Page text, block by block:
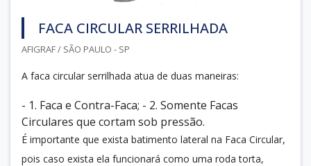
FACA CIRCULAR SERRILHADA
AFIGRAF / SÃO PAULO - SP
A faca circular serrilhada atua de duas maneiras:
- 1. Faca e Contra-Faca; - 2. Somente Facas
Circulares que cortam sob pressão.
É importante que exista batimento lateral na Faca Circular,
pois caso exista ela funcionará como uma roda torta,